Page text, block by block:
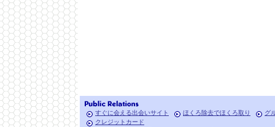
すぐに会える出会いサイト ほくろ除去でほくろ取り
グ
クレジットカード